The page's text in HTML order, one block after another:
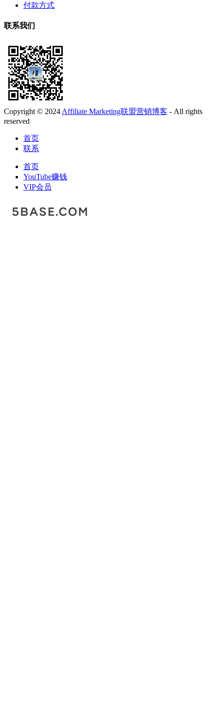
付款方式
联系我们
Copyright © 2024 Affiliate Marketing联盟营销博客 - All rights
reserved
首页
联系
首页
YouTube赚钱
VIP会员